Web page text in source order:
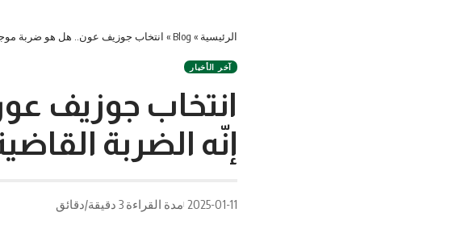
الرئيسية »
Blog
» انتخاب جوزيف عون.. هل هو ضربة
آخر الأخبار
انتخاب جوزيف
إنّه الضربة
2025-01-11 مدة القراءة 3 دقيقة/دقائق